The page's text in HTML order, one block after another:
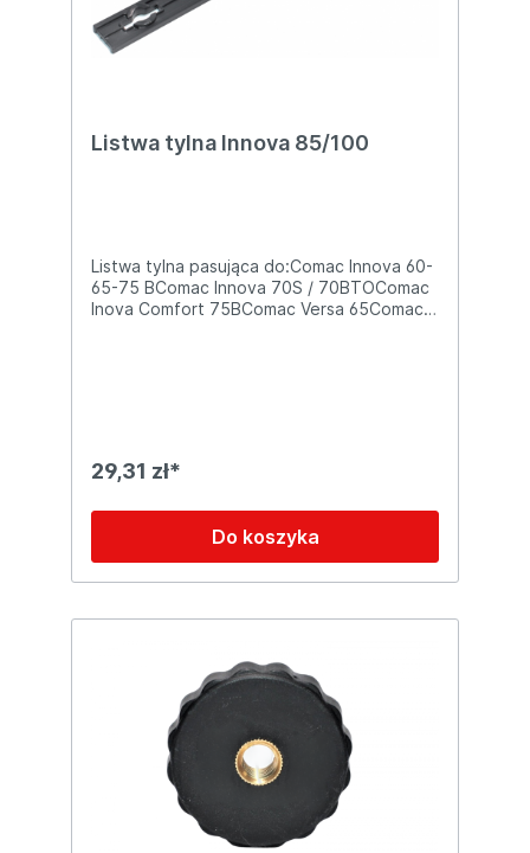
Listwa tylna Innova 85/100
Listwa tylna pasująca do:Comac Innova 60-
65-75 BComac Innova 70S / 70BTOComac
Inova Comfort 75BComac Versa 65Comac
29,31 zł*
Do koszyka